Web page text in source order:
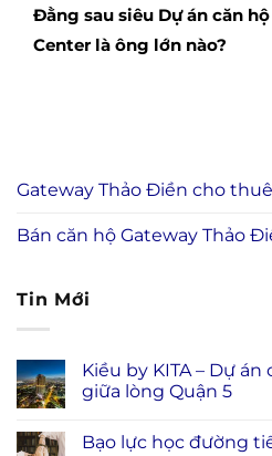
Đằng sau siêu Dự án căn
Center là ông lớn nào?
Gateway Thảo Điền cho thuê
Bán căn hộ Gateway Thảo
Tin Mới
Kiều by KITA – Dự
giữa lòng Quận 5
Bạo lực học đường